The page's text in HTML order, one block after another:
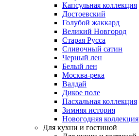
Капсульная коллекция
Достоевский
Голубой жаккард
Великий Новгород
Старая Русса
Сливочный сатин
Черный лен
Белый лен
Москва-река
Валдай
Дикое поле
Пасхальная коллекция
Зимняя история
Новогодняя коллекция
Для кухни и гостиной